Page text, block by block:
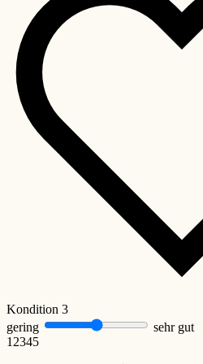
Kondition 3
gering
sehr gut
1 2345